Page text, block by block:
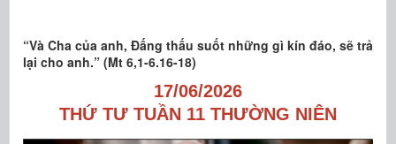
“Và Cha của anh, Đấng thấu suốt những gì kín đáo, sẽ trả
lại cho anh.” (Mt 6,1-6.16-18)
17/06/2026
THỨ TƯ TUẦN 11 THƯỜNG NIÊN